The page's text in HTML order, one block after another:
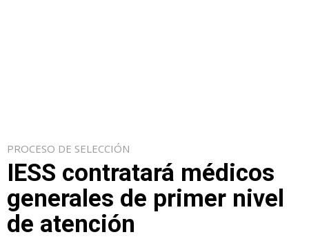
PROCESO DE SELECCIÓN
IESS contratará médicos
generales de primer nivel
de atención